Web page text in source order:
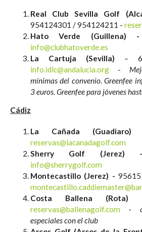
Real Club Sevilla Golf
954124301 / 954124211 -
Hato Verde (Guillena)
info@clubhatoverde.es
La Cartuja (Sevilla)
–
info.idlc@andalucia.org -
mínimas del convenio. Greenfee
3 euros. Greenfee para jóvenes
Cádiz
La Cañada
reservas@lacanadagolf.com
Sherry Golf
info@sherrygolf.com
Montecastillo (Jerez) -
Costa Ballena (Rota)
reservas@ballenagolf.com -
especiales con el club